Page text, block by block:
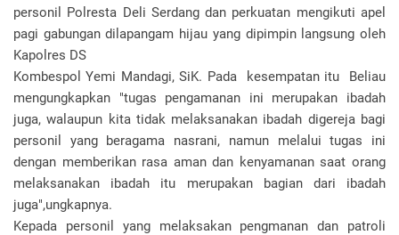
personil Polresta Deli Serdang dan perkuatan mengikuti apel
pagi gabungan dilapangam hijau yang dipimpin langsung oleh
Kapolres DS
Kombespol Yemi Mandagi, SiK. Pada kesempatan itu Beliau
mengungkapkan "tugas pengamanan ini merupakan ibadah
juga, walaupun kita tidak melaksanakan ibadah digereja bagi
personil yang beragama nasrani, namun melalui tugas ini
dengan memberikan rasa aman dan kenyamanan saat orang
melaksanakan ibadah itu merupakan bagian dari ibadah
juga",ungkapnya.
Kepada personil yang melaksakan pengmanan dan patroli